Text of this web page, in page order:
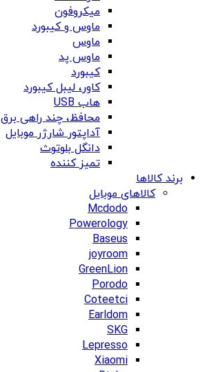
میکروفون
ماوس و کیبورد
ماوس
ماوس پد
کیبورد
کاور، لیبل کیبورد
هاب USB
محافظ، چند راهی برق
آداپتور شارژر موبایل
دانگل بلوتوث
تمیز کننده
برند کالاها
کالاهای موبایل
Mcdodo
Powerology
Baseus
joyroom
GreenLion
Porodo
Coteetci
Earldom
SKG
Lepresso
Xiaomi